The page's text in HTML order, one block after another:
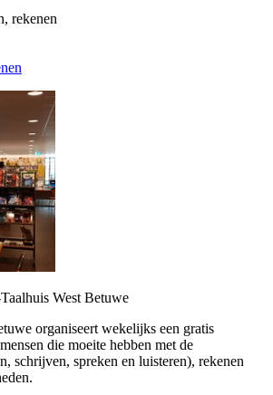
rekenen
West Betuwe
organiseert wekelijks een gratis
die moeite hebben met de
schrijven, spreken en luisteren), rekenen